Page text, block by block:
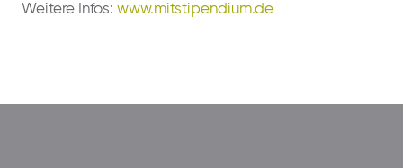
Weitere Infos: www.mitstipendium.de